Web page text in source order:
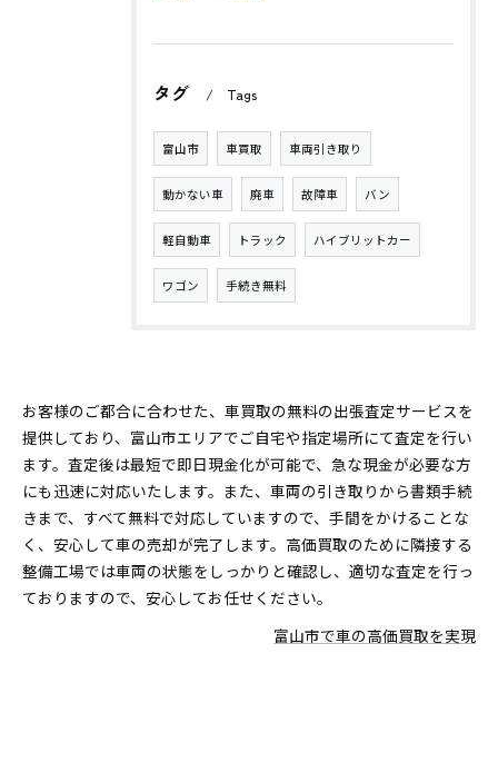
タグ Tags
富山市 車買取 車両引き取り
動かない車 廃車 故障車 バン
軽自動車 トラック ハイブリットカー
ワゴン 手続き無料
お客様のご都合に合わせた、車買取の無料の出張査定サービスを
提供しており、富山市エリアでご自宅や指定場所にて査定を行い
ます。査定後は最短で即日現金化が可能で、急な現金が必要な方
にも迅速に対応いたします。また、車両の引き取りから書類手続
きまで、すべて無料で対応していますので、手間をかけることな
く、安心して車の売却が完了します。高価買取のために隣接する
整備工場では車両の状態をしっかりと確認し、適切な査定を行っ
ておりますので、安心してお任せください。
富山市で車の高価買取を実現